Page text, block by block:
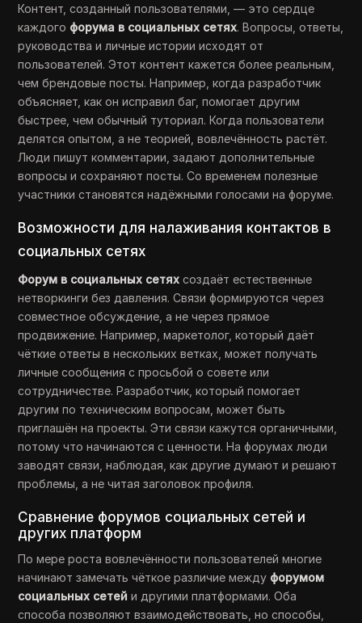
Контент, созданный пользователями, — это сердце
каждого форума в социальных сетях. Вопросы, ответы,
руководства и личные истории исходят от
пользователей. Этот контент кажется более реальным,
чем брендовые посты. Например, когда разработчик
объясняет, как он исправил баг, помогает другим
быстрее, чем обычный туториал. Когда пользователи
делятся опытом, а не теорией, вовлечённость растёт.
Люди пишут комментарии, задают дополнительные
вопросы и сохраняют посты. Со временем полезные
участники становятся надёжными голосами на форуме.
Возможности для налаживания контактов в
социальных сетях
Форум в социальных сетях создаёт естественные
нетворкинги без давления. Связи формируются через
совместное обсуждение, а не через прямое
продвижение. Например, маркетолог, который даёт
чёткие ответы в нескольких ветках, может получать
личные сообщения с просьбой о совете или
сотрудничестве. Разработчик, который помогает
другим по техническим вопросам, может быть
приглашён на проекты. Эти связи кажутся органичными,
потому что начинаются с ценности. На форумах люди
заводят связи, наблюдая, как другие думают и решают
проблемы, а не читая заголовок профиля.
Сравнение форумов социальных сетей и
других платформ
По мере роста вовлечённости пользователей многие
начинают замечать чёткое различие между форумом
социальных сетей и другими платформами. Оба
способа позволяют взаимодействовать, но способы,